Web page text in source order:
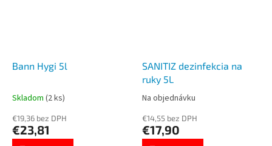
Bann Hygi 5l
Skladom (2 ks)
€19,36 bez DPH
€23,81
SANITIZ dezinfekcia na
ruky 5L
Na objednávku
€14,55 bez DPH
€17,90